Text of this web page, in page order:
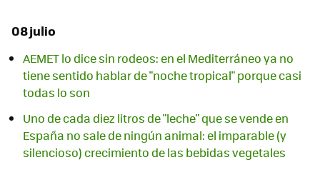
08 julio
AEMET lo dice sin rodeos: en el Mediterráneo ya no
tiene sentido hablar de "noche tropical" porque casi
todas lo son
Uno de cada diez litros de "leche" que se vende en
España no sale de ningún animal: el imparable (y
silencioso) crecimiento de las bebidas vegetales